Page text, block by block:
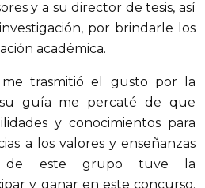
y a su director de tesis, así
por brindarle los
académica.
trasmitió el gusto por la
guía me percaté de que
y conocimientos para
a los valores y enseñanzas
de este grupo tuve la
y ganar en este concurso.